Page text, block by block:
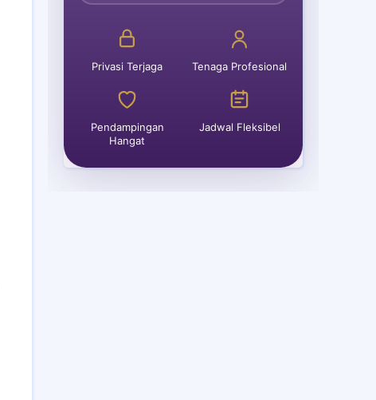
Privasi Terjaga Tenaga Profesional
Pendampingan
Hangat
Jadwal Fleksibel